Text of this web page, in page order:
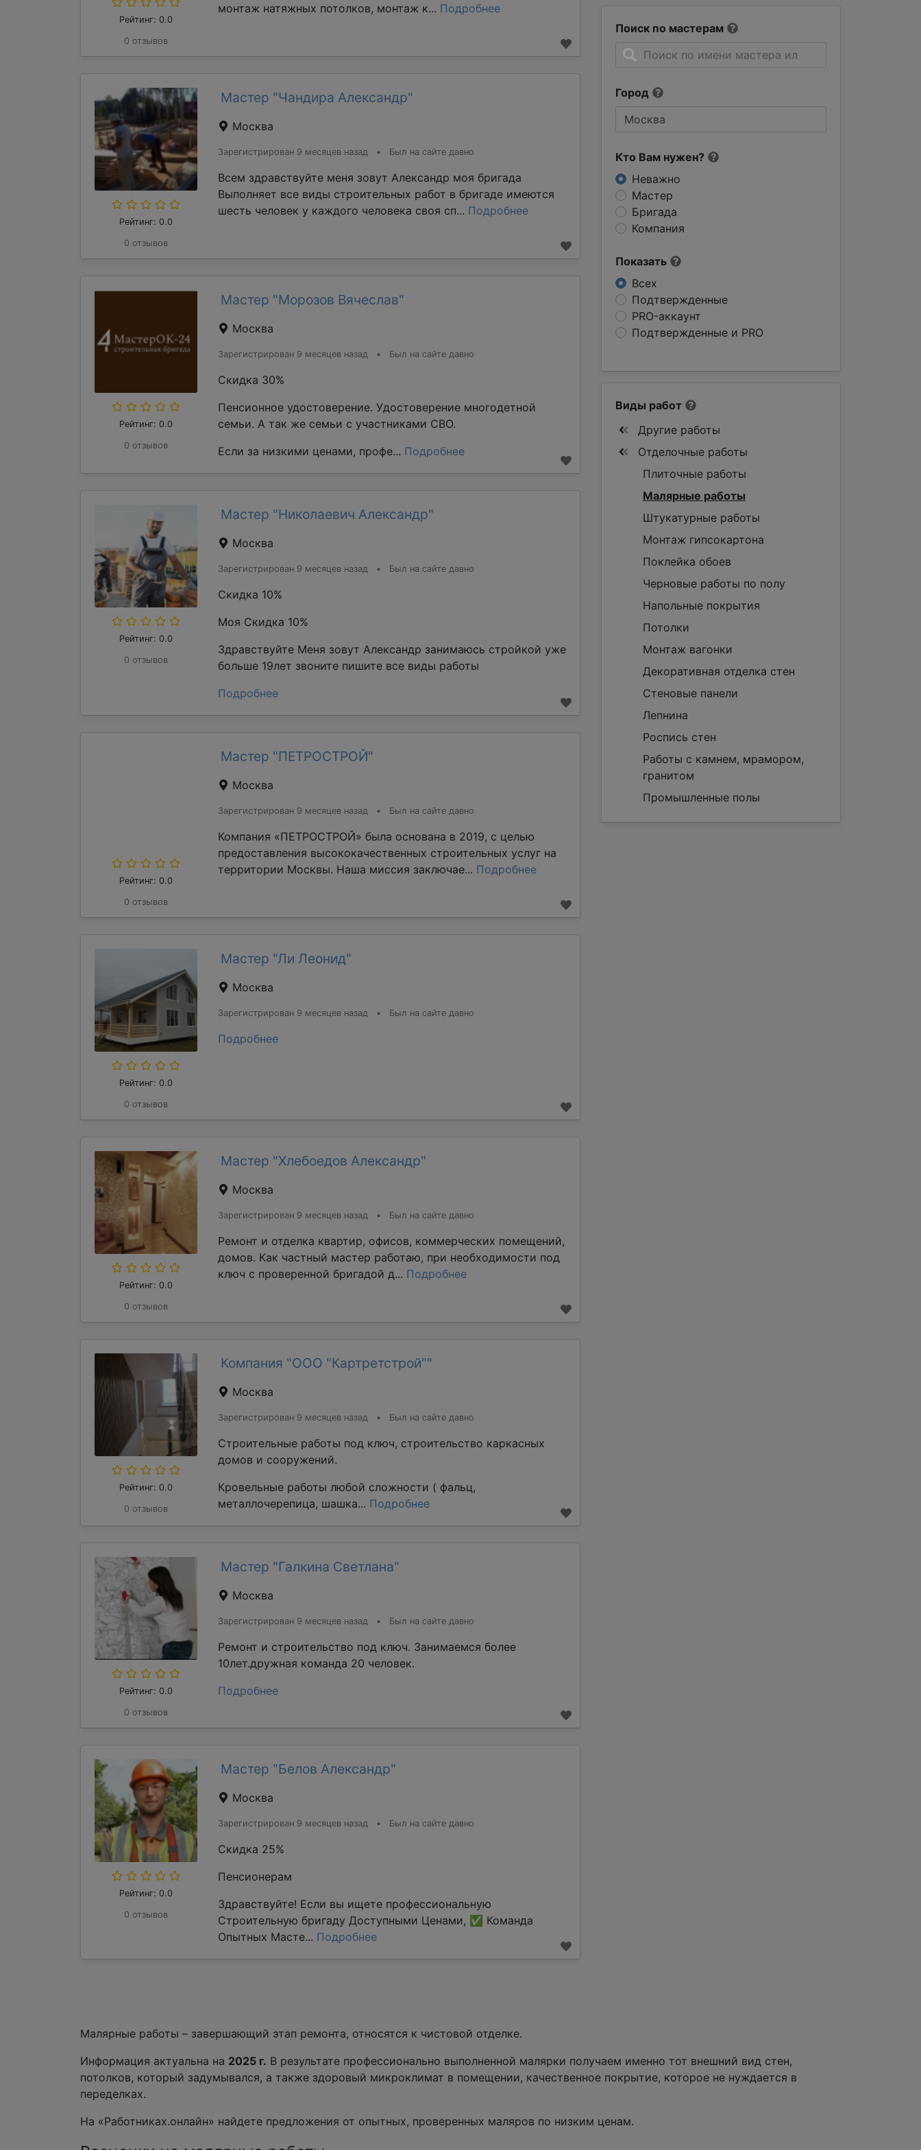
Поиск по мастерам
Город
Кто Вам нужен?
Неважно
Мастер
Бригада
Компания
Показать
Всех
Подтвержденные
PRO-аккаунт
Подтвержденные и PRO
Рейтинг: 0.0
0 отзывов
монтаж натяжных потолков, монтаж к... Подробнее
Рейтинг: 0.0
0 отзывов
Мастер "Чандира Александр"
Москва
Зарегистрирован 9 месяцев назад • Был на сайте давно
Всем здравствуйте меня зовут Александр моя бригада
Выполняет все виды строительных работ в бригаде имеются
шесть человек у каждого человека своя сп... Подробнее
Рейтинг: 0.0
0 отзывов
Мастер "Морозов Вячеслав"
Москва
Зарегистрирован 9 месяцев назад • Был на сайте давно
Скидка 30%
Пенсионное удостоверение. Удостоверение многодетной
семьи. А так же семьи с участниками СВО.
Если за низкими ценами, профе... Подробнее
Рейтинг: 0.0
0 отзывов
Мастер "Николаевич Александр"
Москва
Зарегистрирован 9 месяцев назад • Был на сайте давно
Скидка 10%
Моя Скидка 10%
Здравствуйте Меня зовут Александр занимаюсь стройкой уже
больше 19лет звоните пишите все виды работы
Подробнее
Рейтинг: 0.0
0 отзывов
Мастер "ПЕТРОСТРОЙ"
Москва
Зарегистрирован 9 месяцев назад • Был на сайте давно
Компания «ПЕТРОСТРОЙ» была основана в 2019, с целью
предоставления высококачественных строительных услуг на
территории Москвы. Наша миссия заключае... Подробнее
Рейтинг: 0.0
0 отзывов
Мастер "Ли Леонид"
Москва
Зарегистрирован 9 месяцев назад • Был на сайте давно
Подробнее
Рейтинг: 0.0
0 отзывов
Мастер "Хлебоедов Александр"
Москва
Зарегистрирован 9 месяцев назад • Был на сайте давно
Ремонт и отделка квартир, офисов, коммерческих помещений,
домов. Как частный мастер работаю, при необходимости под
ключ с проверенной бригадой д... Подробнее
Рейтинг: 0.0
0 отзывов
Компания "ООО "Картретстрой""
Москва
Зарегистрирован 9 месяцев назад • Был на сайте давно
Строительные работы под ключ, строительство каркасных
домов и сооружений.
Кровельные работы любой сложности ( фальц,
металлочерепица, шашка... Подробнее
Рейтинг: 0.0
0 отзывов
Мастер "Галкина Светлана"
Москва
Зарегистрирован 9 месяцев назад • Был на сайте давно
Ремонт и строительство под ключ. Занимаемся более
10лет.дружная команда 20 человек.
Подробнее
Рейтинг: 0.0
0 отзывов
Мастер "Белов Александр"
Москва
Зарегистрирован 9 месяцев назад • Был на сайте давно
Скидка 25%
Пенсионерам
Здравствуйте! Если вы ищете профессиональную
Строительную бригаду Доступными Ценами, ✅ Команда
Опытных Масте... Подробнее
Виды работ
Другие работы
Отделочные работы
Плиточные работы
Малярные работы
Штукатурные работы
Монтаж гипсокартона
Поклейка обоев
Черновые работы по полу
Напольные покрытия
Потолки
Монтаж вагонки
Декоративная отделка стен
Стеновые панели
Лепнина
Роспись стен
Работы с камнем, мрамором,
гранитом
Промышленные полы
Малярные работы – завершающий этап ремонта, относятся к чистовой отделке.
Информация актуальна на 2025 г. В результате профессионально выполненной малярки получаем именно тот внешний вид стен,
потолков, который задумывался, а также здоровый микроклимат в помещении, качественное покрытие, которое не нуждается в
переделках.
На «Работниках.онлайн» найдете предложения от опытных, проверенных маляров по низким ценам.